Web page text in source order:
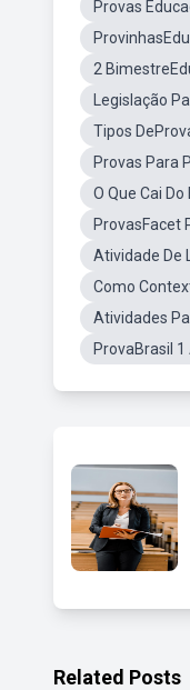
Provas
2
Legislação
Tipos
Provas Para
O Que Cai
ProvasFacet
Atividade De
Como
Atividades
ProvaBrasil 1
Related Posts